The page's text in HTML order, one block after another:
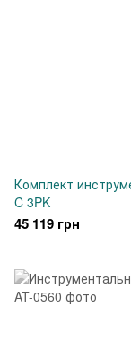
Комплект
C 3PK
45 119 грн